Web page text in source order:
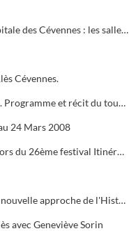
Implantation du cinéma dans la capitale des Cévennes : les salles du début du siècle à nos jours.
Cévennes.
25ème Festival Cinéma itinérances. Programme et récit du tournage dans les cévennes d' "Un homme de trop"
24 Mars 2008
Hommage à Claudia CARDINALE lors du 26ème festival Itinérances. En photo avec Max ROUSTAN, Maire
Docteur Jean Claude JAMOT "Une nouvelle approche de l'Histoire et de l'Archéologie appliquée aux Celtes
avec Geneviève Sorin